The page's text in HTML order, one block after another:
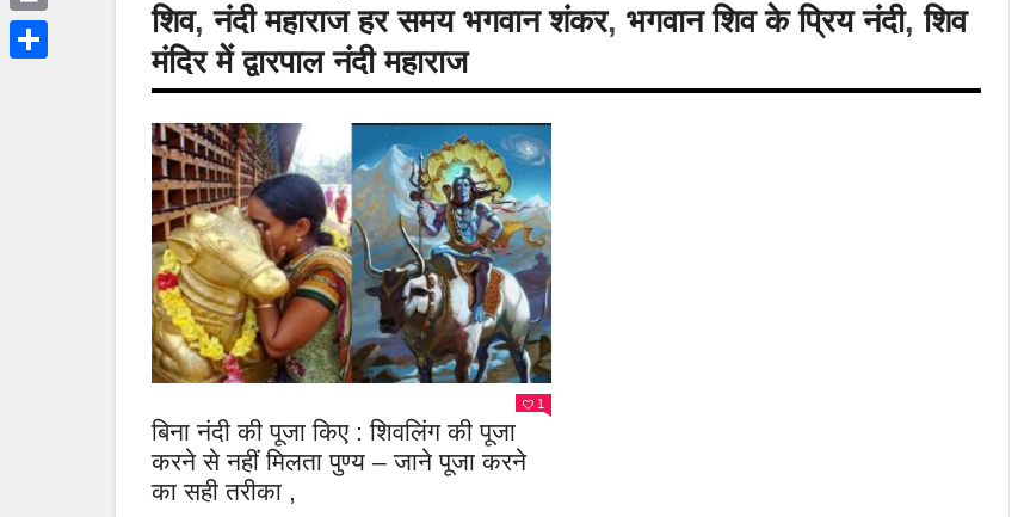
शिव,नंदी महाराज हर समय भगवान शंकर, भगवान शिव के प्रिय नंदी,शिव
मंदिर में द्वारपाल नंदी महाराज
1
बिना नंदी की पूजा किए : शिवलिंग की पूजा
करने से नहीं मिलता पुण्य – जाने पूजा करने
का सही तरीका ,
Print